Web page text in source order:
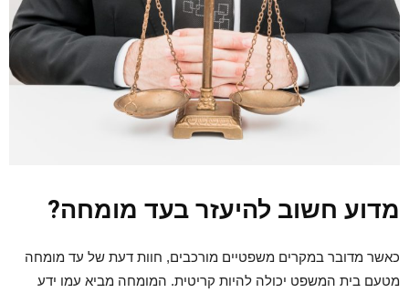
מדוע חשוב להיעזר בעד מומחה?
כאשר מדובר במקרים משפטיים מורכבים, חוות דעת של עד מומחה
מטעם בית המשפט יכולה להיות קריטית. המומחה מביא עמו ידע